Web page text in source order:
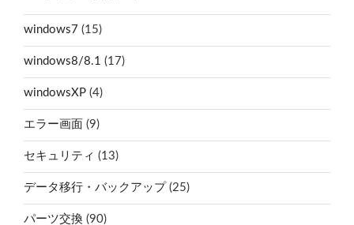
windows7 (15)
windows8/8.1 (17)
windowsXP (4)
エラー画面 (9)
セキュリティ (13)
データ移行・バックアップ (25)
パーツ交換 (90)